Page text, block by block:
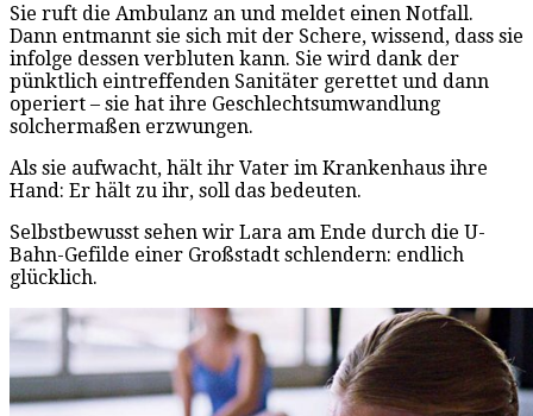
Sie ruft die Ambulanz an und meldet einen Notfall.
Dann entmannt sie sich mit der Schere, wissend, dass sie
infolge dessen verbluten kann. Sie wird dank der
pünktlich eintreffenden Sanitäter gerettet und dann
operiert – sie hat ihre Geschlechtsumwandlung
solchermaßen erzwungen.
Als sie aufwacht, hält ihr Vater im Krankenhaus ihre
Hand: Er hält zu ihr, soll das bedeuten.
Selbstbewusst sehen wir Lara am Ende durch die U-
Bahn-Gefilde einer Großstadt schlendern: endlich
glücklich.